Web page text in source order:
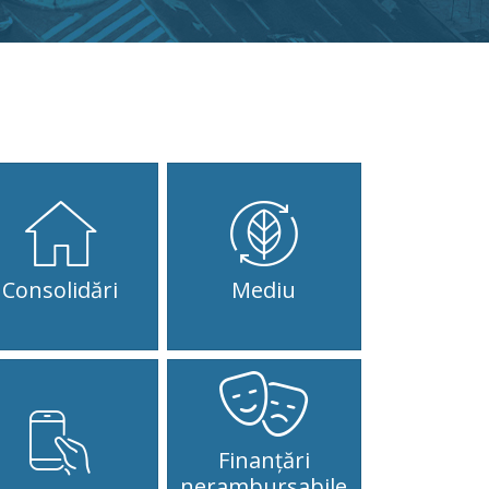
II
07-29_10.00 ȘEDINȚA CONSILIULUI GENERAL AL
07-29_10.00 ȘEDINȚA CONSILIULUI GENERAL AL
BUCUREȘTI - Partea I [...]
07-29_09.00 Ședința Comisiei pentru
07-29_09.00 Ședința Comisiei pentru utilități
și salubritate din cadrul CGMB[...]
2026
07-28_16.30 Ședința Comisiei juridică
Consolidări Mediu
Finanțări